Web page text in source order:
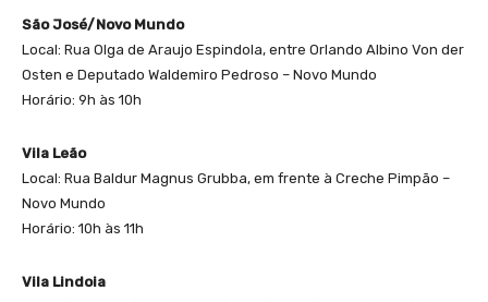
São José/Novo Mundo
Local: Rua Olga de Araujo Espindola, entre Orlando Albino Von der
Osten e Deputado Waldemiro Pedroso – Novo Mundo
Horário: 9h às 10h
Vila Leão
Local: Rua Baldur Magnus Grubba, em frente à Creche Pimpão –
Novo Mundo
Horário: 10h às 11h
Vila Lindoia